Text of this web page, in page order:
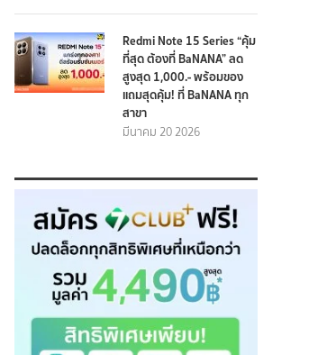
Redmi Note 15 Series “คุ้ม
ที่สุด ต้องที่ BaNANA” ลด
สูงสุด 1,000.- พร้อมของ
แถมสุดคุ้ม! ที่ BaNANA ทุก
สาขา
มีนาคม 20 2026